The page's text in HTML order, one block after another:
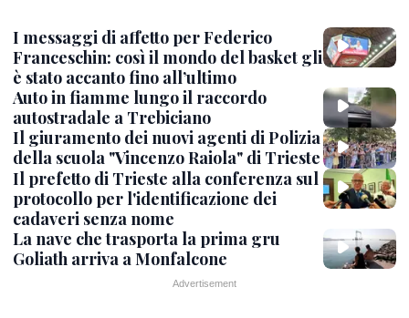
I messaggi di affetto per Federico
Franceschin: così il mondo del basket gli
è stato accanto fino all’ultimo
Auto in fiamme lungo il raccordo
autostradale a Trebiciano
Il giuramento dei nuovi agenti di Polizia
della scuola "Vincenzo Raiola" di Trieste
Il prefetto di Trieste alla conferenza sul
protocollo per l'identificazione dei
cadaveri senza nome
La nave che trasporta la prima gru
Goliath arriva a Monfalcone